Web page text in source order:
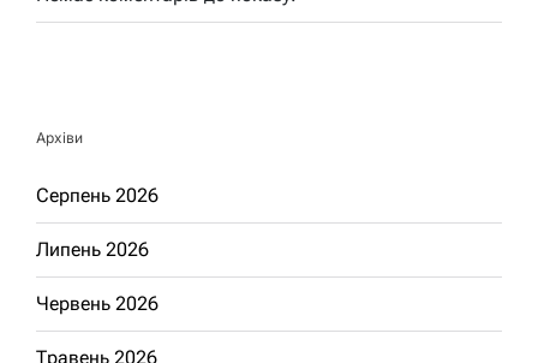
Архіви
Серпень 2026
Липень 2026
Червень 2026
Травень 2026